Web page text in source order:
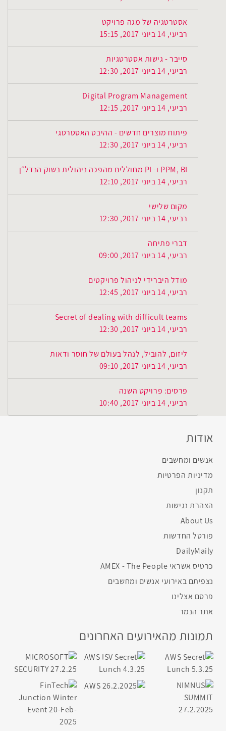
אסטרטגיה של מגה פרויקט
רביעי, 14 ביוני 2017, 15:15
סייבר - גישות אסטרטגיות
רביעי, 14 ביוני 2017, 12:30
Digital Program Management
רביעי, 14 ביוני 2017, 12:15
פיתוח מוצרים חדשים - ההיבט האסטרטגי
רביעי, 14 ביוני 2017, 12:30
PPM, BI ו- PI מחוללים מהפכה ניהולית בשוק הנדל״ן
רביעי, 14 ביוני 2017, 12:10
מקום שלישי
רביעי, 14 ביוני 2017, 12:30
דברי פתיחה
רביעי, 14 ביוני 2017, 09:00
מודל היברידי לניהול פרויקטים
רביעי, 14 ביוני 2017, 12:45
Secret of dealing with difficult teams
רביעי, 14 ביוני 2017, 12:30
ליזום, להוביל, לנהל בעולם של חוסר ודאות
רביעי, 14 ביוני 2017, 09:10
פרסים: פרויקט השנה
רביעי, 14 ביוני 2017, 10:40
אודות
אנשים ומחשבים
מדיניות הפרטיות
תקנון
הצהרת נגישות
About Us
פורטל החדשות
DailyMaily
כרטיס אשראי AMEX - The People
נצפיתם באירועי אנשים ומחשבים
פרסם אצלינו
אתר הנמר
תמונות מהאירועים האחרונים